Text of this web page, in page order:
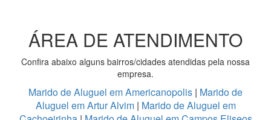
ÁREA DE ATENDIMENTO
Confira abaixo alguns bairros/cidades atendidas pela nossa
empresa.
Marido de Aluguel em Americanopolis | Marido de
Aluguel em Artur Alvim | Marido de Aluguel em